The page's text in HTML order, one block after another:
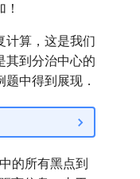
计算，这是我们
其到分治中心的
中得到展现．
的所有黑点到